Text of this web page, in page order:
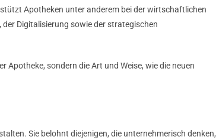
Apotheken unter anderem bei der wirtschaftlichen
Digitalisierung sowie der strategischen
Apotheke, sondern die Art und Weise, wie die neuen
Sie belohnt diejenigen, die unternehmerisch denken,